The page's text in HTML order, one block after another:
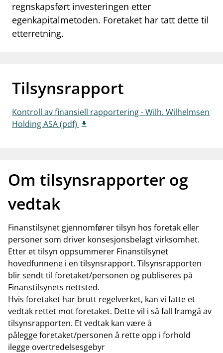
regnskapsført investeringen etter
egenkapitalmetoden. Foretaket har tatt dette til
etterretning.
Tilsynsrapport
Kontroll av finansiell rapportering - Wilh. Wilhelmsen
Holding ASA (pdf)
Om tilsynsrapporter og
vedtak
Finanstilsynet gjennomfører tilsyn hos foretak eller
personer som driver konsesjonsbelagt virksomhet.
Etter et tilsyn oppsummerer Finanstilsynet
hovedfunnene i en tilsynsrapport. Tilsynsrapporten
blir sendt til foretaket/personen og publiseres på
Finanstilsynets nettsted.
Hvis foretaket har brutt regelverket, kan vi fatte et
vedtak rettet mot foretaket. Dette vil i så fall framgå av
tilsynsrapporten. Et vedtak kan være å
pålegge foretaket/personen å rette opp i forhold
ilegge overtredelsesgebyr